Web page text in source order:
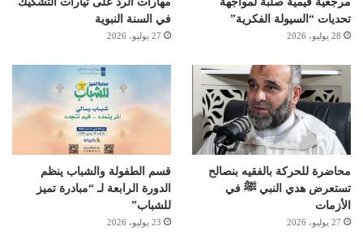
تحديات “السيولة الفكرية”
28 يوليو، 2026
في السنة النبوية
27 يوليو، 2026
محاضرة للحركة بالفقيه بنصالح
تستعرض هدي النبي ﷺ في
الأزمات
27 يوليو، 2026
قسم الطفولة والشباب ينظم
الدورة الرابعة لـ “مبادرة تميز
للشباب”
23 يوليو، 2026